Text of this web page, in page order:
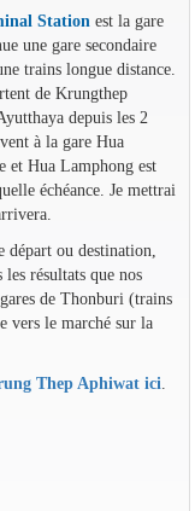
Stationest la gare
une gare secondaire
trains longue distance.
de Krungthep
depuis les 2
à la gare Hua
et Hua Lamphong est
échéance. Je mettrai
départ ou destination,
résultats que nos
de Thonburi (trains
vers le marché sur la
Thep Aphiwat ici.